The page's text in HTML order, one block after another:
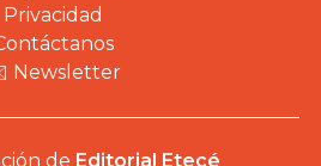
Privacidad
Newsletter
de Editorial Etecé